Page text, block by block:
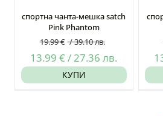
спортна чанта-мешка satch
Pink Phantom
19.99€ /39.10лв.
Original
13.99€ /27.36лв.
цена
КУПИ